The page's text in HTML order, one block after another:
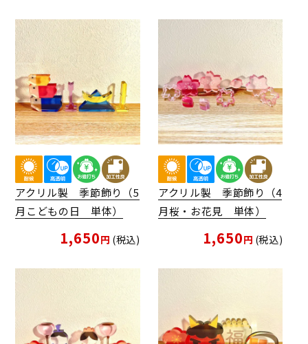
アクリル製 季節飾り（5
月こどもの日 単体）
1,650 税込
アクリル製 季節飾り（4
月桜・お花見 単体）
1,650 税込